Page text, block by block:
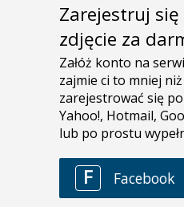
Zarejestruj
zdjęcie za